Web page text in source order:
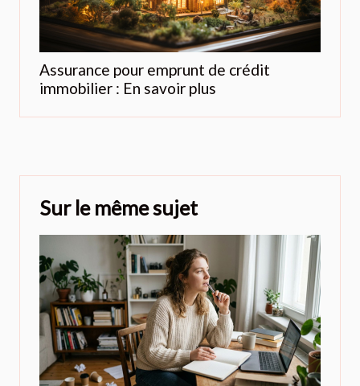
Assurance pour emprunt de crédit
immobilier : En savoir plus
Sur le même sujet